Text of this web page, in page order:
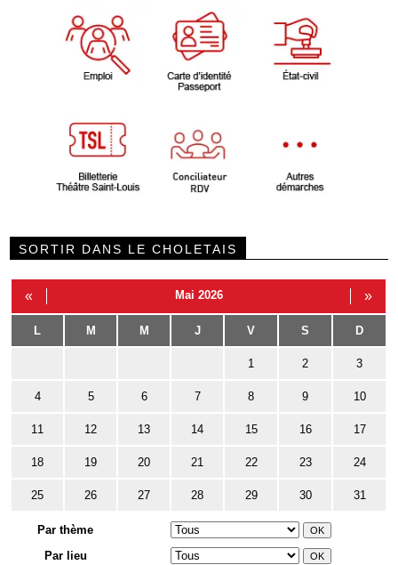
SORTIR DANS LE CHOLETAIS
« Mai 2026 »
L M M J V S D
1 2 3
4 5 6 7 8 9 10
11 12 13 14 15 16 17
18 19 20 21 22 23 24
25 26 27 28 29 30 31
Par thème
Par lieu